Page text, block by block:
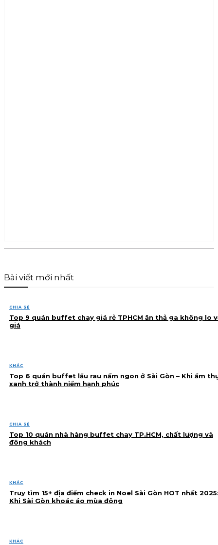
Bài viết mới nhất
CHIA SẺ
Top 9 quán buffet chay giá rẻ TPHCM ăn thả ga không lo
giá
KHÁC
Top 6 quán buffet lẩu rau nấm ngon ở Sài Gòn – Khi ẩm
xanh trở thành niềm hạnh phúc
CHIA SẺ
Top 10 quán nhà hàng buffet chay TP.HCM, chất lượng và
đông khách
KHÁC
Truy tìm 15+ địa điểm check in Noel Sài Gòn HOT nhất
Khi Sài Gòn khoác áo mùa đông
KHÁC